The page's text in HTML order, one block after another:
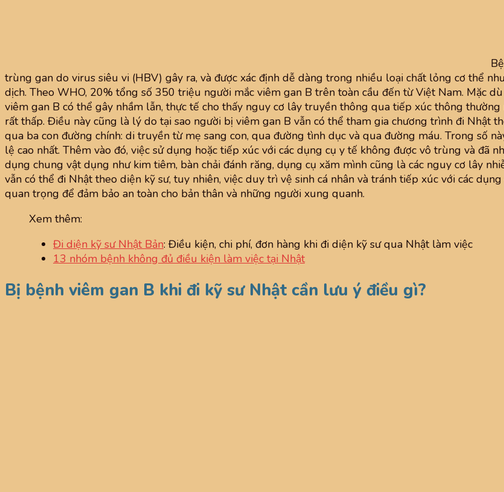
trùng gan do virus siêu vi (HBV) gây ra, và được xác định dễ dàng trong nhiều loại chất lỏng cơ thể
dịch. Theo WHO, 20% tổng số 350 triệu người mắc viêm gan B trên toàn cầu đến từ Việt Nam. Mặc
viêm gan B có thể gây nhầm lẫn, thực tế cho thấy nguy cơ lây truyền thông qua tiếp xúc thông
rất thấp. Điều này cũng là lý do tại sao người bị viêm gan B vẫn có thể tham gia chương trình đi Nhật
qua ba con đường chính: di truyền từ mẹ sang con, qua đường tình dục và qua đường máu. Trong số
lệ cao nhất. Thêm vào đó, việc sử dụng hoặc tiếp xúc với các dụng cụ y tế không được vô trùng và đã
dụng chung vật dụng như kim tiêm, bàn chải đánh răng, dụng cụ xăm mình cũng là các nguy cơ lây
vẫn có thể đi Nhật theo diện kỹ sư, tuy nhiên, việc duy trì vệ sinh cá nhân và tránh tiếp xúc với các
quan trọng để đảm bảo an toàn cho bản thân và những người xung quanh.
Xem thêm:
Đi diện kỹ sư Nhật Bản: Điều kiện, chi phí, đơn hàng khi đi diện kỹ sư qua Nhật làm việc
13 nhóm bệnh không đủ điều kiện làm việc tại Nhật
Bị bệnh viêm gan B khi đi kỹ sư Nhật cần lưu ý điều gì?